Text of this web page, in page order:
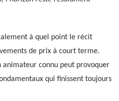
à quel point le récit
de prix à court terme.
animateur connu peut provoquer
qui finissent toujours